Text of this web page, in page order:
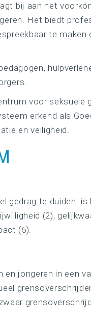
bij aan het
Het biedt
te maken
voor seksuele
erkend als
en veiligheid.
gedrag te duiden:
(2),
(6).
jongeren in een